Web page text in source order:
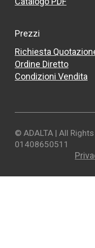
Prezzi
Richiesta
Ordine Diretto
Condizioni Vendita
© ADALTA | All
01408650511